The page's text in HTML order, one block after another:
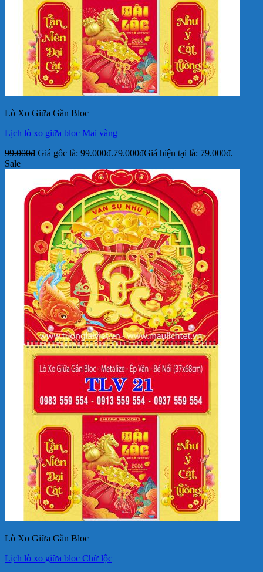
Lò Xo Giữa Gắn Bloc
Lịch lò xo giữa bloc Mai vàng
99.000₫ Giá gốc là: 99.000₫.79.000₫Giá hiện tại là: 79.000₫.
Sale
Lò Xo Giữa Gắn Bloc
Lịch lò xo giữa bloc Chữ lộc